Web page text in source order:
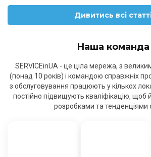
Дивитись всі
Наша команда
SERVICEinUA - це ціла мережа, з
(понад 10 років) і командою справжніх
з обслуговування працюють у кількох
постійно підвищують кваліфікацію, щоб
розробками та тенденціями